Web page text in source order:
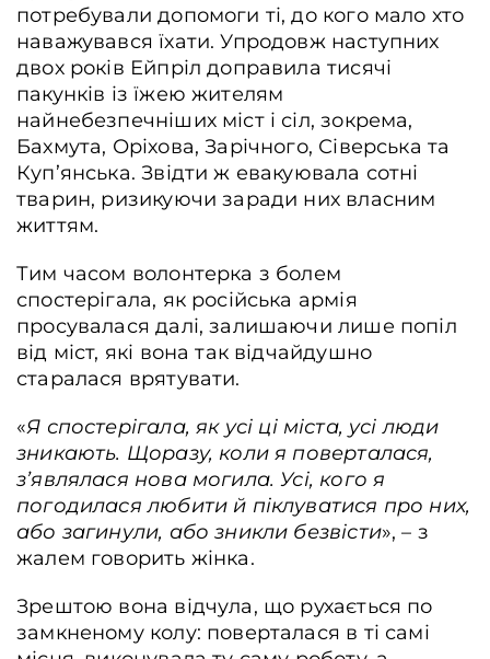
потребували допомоги ті, до кого мало хто
наважувався їхати. Упродовж наступних
двох років Ейпріл доправила тисячі
пакунків із їжею жителям
найнебезпечніших міст і сіл, зокрема,
Бахмута, Оріхова, Зарічного, Сіверська та
Куп’янська. Звідти ж евакуювала сотні
тварин, ризикуючи заради них власним
життям.
Тим часом волонтерка з болем
спостерігала, як російська армія
просувалася далі, залишаючи лише попіл
від міст, які вона так відчайдушно
старалася врятувати.
«Я спостерігала, як усі ці міста, усі люди
зникають. Щоразу, коли я поверталася,
з’являлася нова могила. Усі, кого я
погодилася любити й піклуватися про них,
або загинули, або зникли безвісти», – з
жалем говорить жінка.
Зрештою вона відчула, що рухається по
замкненому колу: поверталася в ті самі